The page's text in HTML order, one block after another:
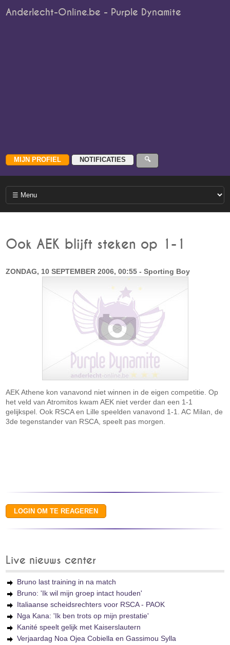
Anderlecht-Online.be - Purple Dynamite
Ook AEK blijft steken op 1-1
ZONDAG, 10 SEPTEMBER 2006, 00:55 - Sporting Boy
AEK Athene kon vanavond niet winnen in de eigen competitie. Op
het veld van Atromitos kwam AEK niet verder dan een 1-1
gelijkspel. Ook RSCA en Lille speelden vanavond 1-1. AC Milan, de
3de tegenstander van RSCA, speelt pas morgen.
Live nieuws center
Bruno last training in na match
Bruno: 'Ik wil mijn groep intact houden'
Italiaanse scheidsrechters voor RSCA - PAOK
Nga Kana: 'Ik ben trots op mijn prestatie'
Kanité speelt gelijk met Kaiserslautern
Verjaardag Noa Ojea Cobiella en Gassimou Sylla